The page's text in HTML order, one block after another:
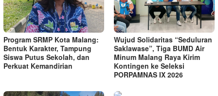
Program SRMP Kota Malang:
Bentuk Karakter, Tampung
Siswa Putus Sekolah, dan
Perkuat Kemandirian
Wujud Solidaritas “Seduluran
Saklawase”, Tiga BUMD Air
Minum Malang Raya Kirim
Kontingen ke Seleksi
PORPAMNAS IX 2026